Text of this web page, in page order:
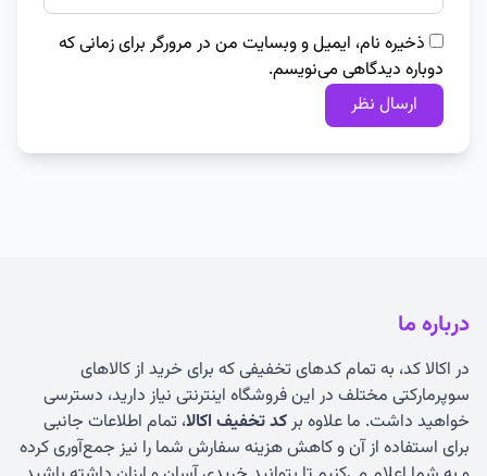
ذخیره نام، ایمیل و وبسایت من در مرورگر برای زمانی که
دوباره دیدگاهی می‌نویسم.
درباره ما
در اکالا کد، به تمام کدهای تخفیفی که برای خرید از کالاهای
سوپرمارکتی مختلف در این فروشگاه اینترنتی نیاز دارید، دسترسی
خواهید داشت. ما علاوه برکد تخفیف اکالا، تمام اطلاعات جانبی
برای استفاده از آن و کاهش هزینه سفارش شما را نیز جمع‌آوری کرده